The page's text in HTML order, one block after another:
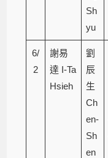
Sh
yu
6/
2
謝易
達 I-Ta
Hsieh
劉
辰
生
Ch
en-
Sh
en